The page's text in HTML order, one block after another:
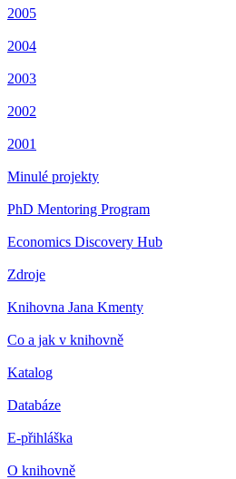
2005
2004
2003
2002
2001
Minulé projekty
PhD Mentoring Program
Economics Discovery Hub
Zdroje
Knihovna Jana Kmenty
Co a jak v knihovně
Katalog
Databáze
E-přihláška
O knihovně